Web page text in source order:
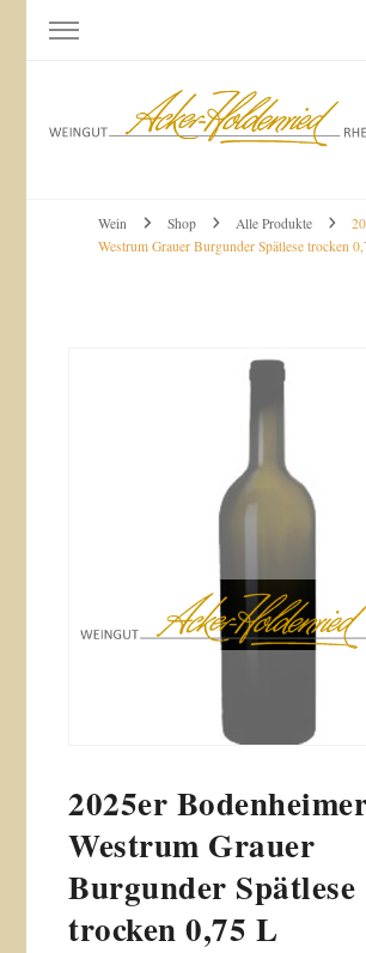
Weingut Acker-Holdenried
Bodenheim RHEINHESSEN
Wein Shop Alle Produkte
Westrum Grauer Burgunder Spätlese trocken
2025er
Westrum Grauer
Burgunder Spätlese
trocken 0,75 L